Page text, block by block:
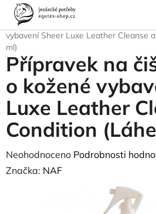
Přejít
obsah
Domů
Pro koně
vybavení Sheer Luxe Leather Cleanse
ml)
Přípravek na
o kožené
Luxe Leather
Condition
Průměrné
hodnocení
Neohodnoceno Podrobnosti
Značka: NAF